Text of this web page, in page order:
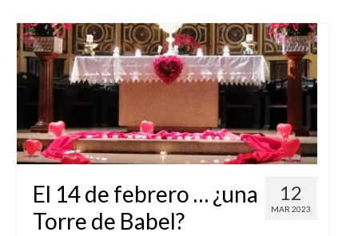
12
MAR 2023
El 14 de febrero … ¿una
Torre de Babel?